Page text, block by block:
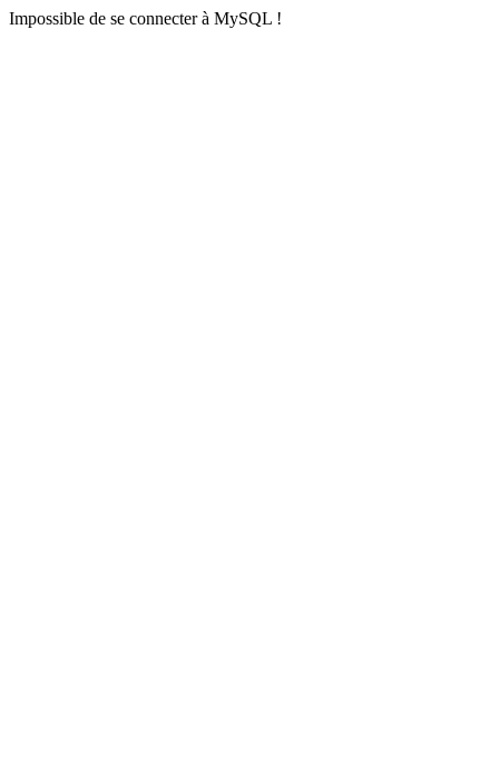
Impossible de se connecter à MySQL !